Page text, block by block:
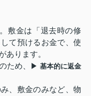
敷金は「退去時の修
て預けるお金で、使
あります。
ため、
▶ 基本的に返金
、敷金のみなど、物